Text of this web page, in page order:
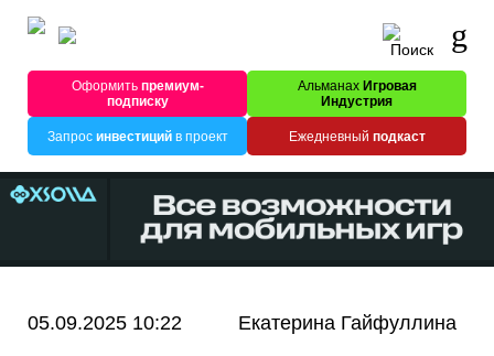
Оформитьпремиум-
подписку
Альманах Игровая
Индустрия
Запрос инвестицийв проект Ежедневный подкаст
05.09.2025 10:22 Екатерина Гайфуллина